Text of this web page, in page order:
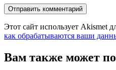
Этот сайт использует Akismet
как обрабатываются ваши
Вам также может